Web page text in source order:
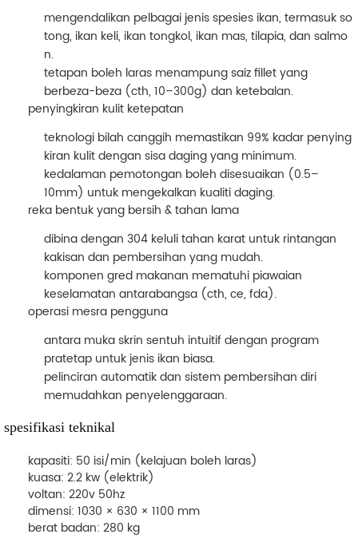
mengendalikan pelbagai jenis spesies ikan, termasukso
tong, ikan keli, ikan tongkol, ikan mas, tilapia, dan salmo
n.
tetapan boleh laras menampung saiz fillet yang
berbeza-beza (cth, 10–300g) dan ketebalan.
penyingkiran kulit ketepatan
teknologi bilah canggih memastikan 99% kadar penying
kiran kulitdengan sisa daging yang minimum.
kedalaman pemotongan boleh disesuaikan (0.5–
10mm) untuk mengekalkan kualiti daging.
reka bentuk yang bersih & tahan lama
dibina dengan 304 keluli tahan karat untuk rintangan
kakisan dan pembersihan yang mudah.
komponen gred makanan mematuhi piawaian
keselamatan antarabangsa (cth, ce, fda).
operasi mesra pengguna
antara muka skrin sentuh intuitif dengan program
pratetap untuk jenis ikan biasa.
pelinciran automatik dan sistem pembersihan diri
memudahkan penyelenggaraan.
spesifikasi teknikal
kapasiti: 50 isi/min (kelajuan boleh laras)
kuasa: 2.2 kw (elektrik)
voltan: 220v 50hz
dimensi: 1030 × 630 × 1100 mm
berat badan: 280 kg